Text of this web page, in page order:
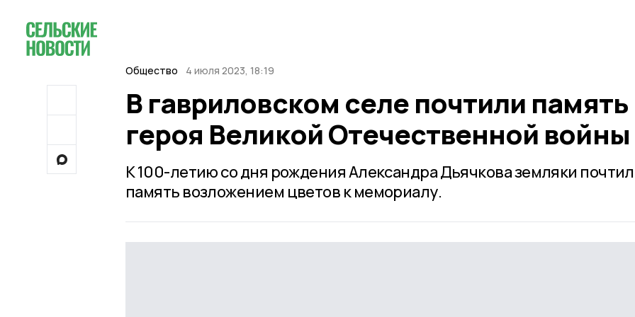
Общество 4 июля 2023, 18:19
В гавриловском селе почтили память
героя Великой Отечественной войны
К 100-летию со дня рождения Александра Дьячкова земляки
память возложением цветов к мемориалу.